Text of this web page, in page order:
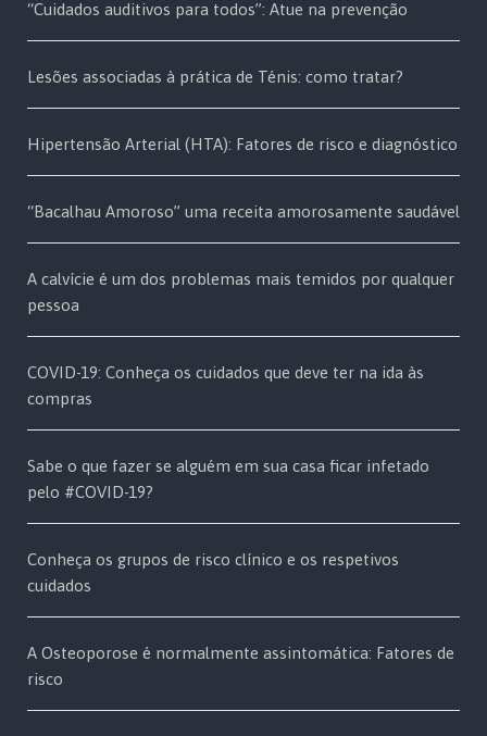
“Cuidados auditivos para todos”: Atue na prevenção
Lesões associadas à prática de Ténis: como tratar?
Hipertensão Arterial (HTA): Fatores de risco e diagnóstico
“Bacalhau Amoroso” uma receita amorosamente saudável
A calvície é um dos problemas mais temidos por qualquer
pessoa
COVID-19: Conheça os cuidados que deve ter na ida às
compras
Sabe o que fazer se alguém em sua casa ficar infetado
pelo #COVID-19?
Conheça os grupos de risco clínico e os respetivos
cuidados
A Osteoporose é normalmente assintomática: Fatores de
risco